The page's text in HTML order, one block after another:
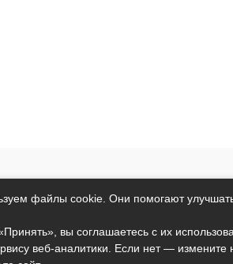
информационный характер и
положениями пункта 2
могут быть изменены без
свое согласие на использование
файлы cookie. Они помогают улучшать
вы соглашаетесь с их
веб-аналитики. Если нет — измените